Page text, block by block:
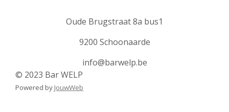
s
a
g
Oude Brugstraat 8a bus1
9200 Schoonaarde
info@barwelp.be
© 2023 Bar WELP
Powered by JouwWeb